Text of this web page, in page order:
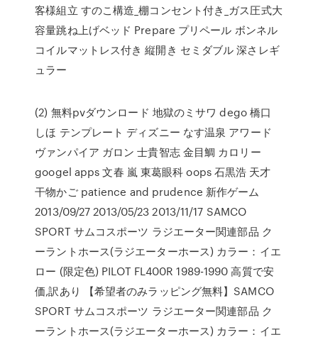
客様組立 すのこ構造_棚コンセント付き_ガス圧式大
容量跳ね上げベッド Prepare プリペール ボンネル
コイルマットレス付き 縦開き セミダブル 深さレギ
ュラー
(2) 無料pvダウンロード 地獄のミサワ dego 橋口
しほ テンプレート ディズニー なす温泉 アワード
ヴァンパイア ガロン 士貴智志 金目鯛 カロリー
googel apps 文春 嵐 東葛眼科 oops 石黒浩 天才
干物かご patience and prudence 新作ゲーム
2013/09/27 2013/05/23 2013/11/17 SAMCO
SPORT サムコスポーツ ラジエーター関連部品 ク
ーラントホース(ラジエーターホース) カラー：イエ
ロー (限定色) PILOT FL400R 1989-1990 高質で安
価,訳あり 【希望者のみラッピング無料】SAMCO
SPORT サムコスポーツ ラジエーター関連部品 ク
ーラントホース(ラジエーターホース) カラー：イエ